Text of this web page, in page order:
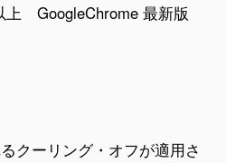
上 GoogleChrome 最新版
クーリング・オフが適用さ